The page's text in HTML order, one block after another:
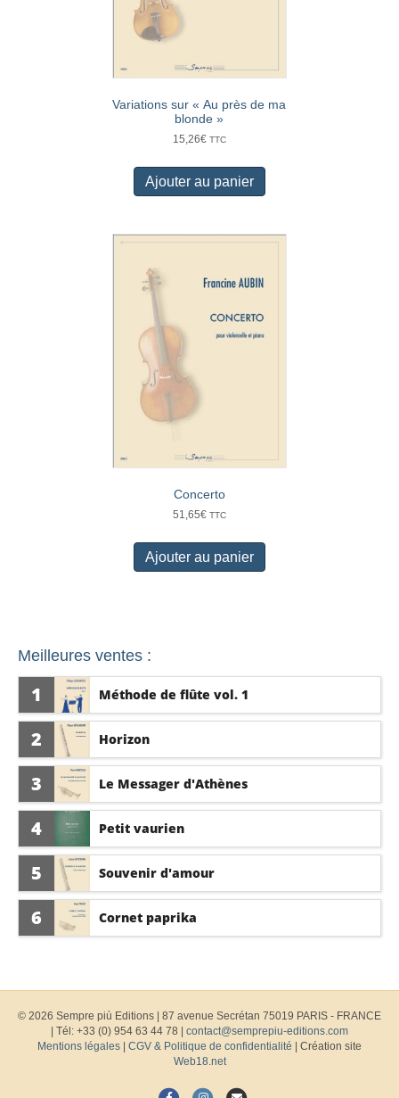
Variations sur « Au près de ma
blonde »
15,26€ TTC
Ajouter au panier
Concerto
51,65€ TTC
Ajouter au panier
Meilleures ventes :
1 Méthode de flûte vol. 1
2 Horizon
3 Le Messager d'Athènes
4 Petit vaurien
5 Souvenir d'amour
6 Cornet paprika
© 2026 Sempre più Editions
87 avenue Secrétan 75019 PARIS - FRANCE
| Tél: +33 (0) 954 63 44 78 | contact@semprepiu-editions.com
Mentions légales
CGV & Politique de confidentialité | Création site
Web18.net